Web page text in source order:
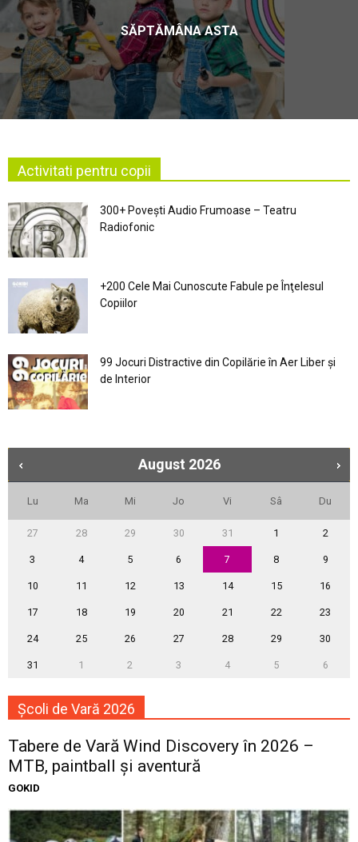
SĂPTĂMÂNA ASTA
Activitati pentru copii
300+ Povești Audio Frumoase – Teatru
Radiofonic
+200 Cele Mai Cunoscute Fabule pe Înţelesul
Copiilor
99 Jocuri Distractive din Copilărie în Aer Liber şi
de Interior
August 2026
Lu Ma Mi Jo Vi Sâ Du
27 28 29 30 31 1 2
3 4 5 6 7 8 9
10 11 12 13 14 15 16
17 18 19 20 21 22 23
24 25 26 27 28 29 30
31 1 2 3 4 5 6
Școli de Vară 2026
Tabere de Vară Wind Discovery în 2026 –
MTB, paintball și aventură
GOKID